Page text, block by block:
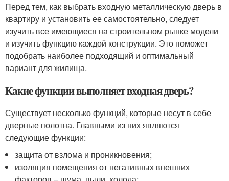
Перед тем, как выбрать входную металлическую дверь в
квартиру и установить ее самостоятельно, следует
изучить все имеющиеся на строительном рынке модели
и изучить функцию каждой конструкции. Это поможет
подобрать наиболее подходящий и оптимальный
вариант для жилища.
Какие функции выполняет входная дверь?
Существует несколько функций, которые несут в себе
дверные полотна. Главными из них являются
следующие функции:
защита от взлома и проникновения;
изоляция помещения от негативных внешних